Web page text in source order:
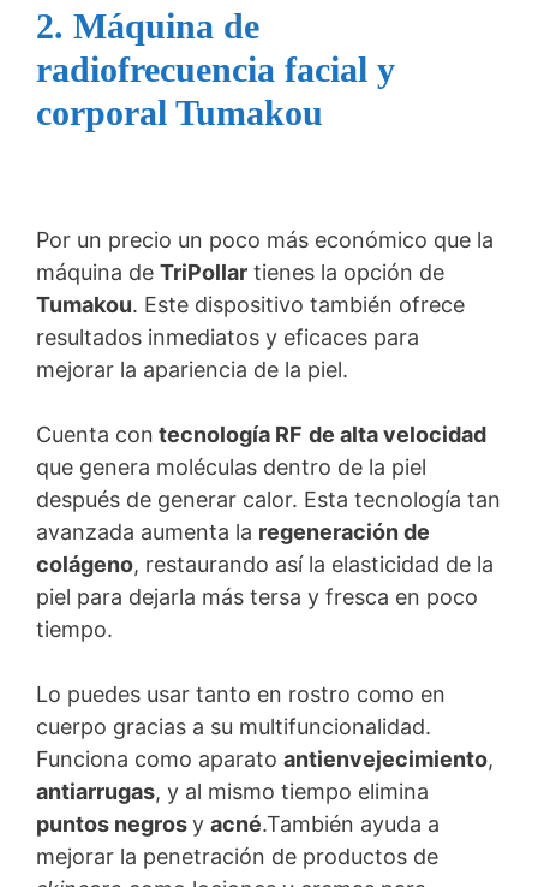
2. Máquina de
radiofrecuencia facial y
corporal Tumakou
Por un precio un poco más económico que la
máquina de TriPollar tienes la opción de
Tumakou. Este dispositivo también ofrece
resultados inmediatos y eficaces para
mejorar la apariencia de la piel.
Cuenta con tecnología RF de alta velocidad
que genera moléculas dentro de la piel
después de generar calor. Esta tecnología tan
avanzada aumenta la regeneración de
colágeno, restaurando así la elasticidad de la
piel para dejarla más tersa y fresca en poco
tiempo.
Lo puedes usar tanto en rostro como en
cuerpo gracias a su multifuncionalidad.
Funciona como aparato antienvejecimiento,
antiarrugas, y al mismo tiempo elimina
puntos negrosy acné.También ayuda a
mejorar la penetración de productos de